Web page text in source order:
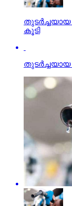
കൂടി